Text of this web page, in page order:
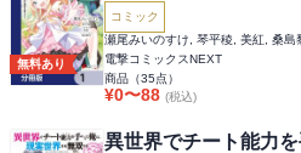
無料あり
コミック
瀬尾みいのすけ, 琴平稜, 美紅, 桑島
電撃コミックスNEXT
商品（35点）
¥0〜88 (税込)
異世界でチート能力